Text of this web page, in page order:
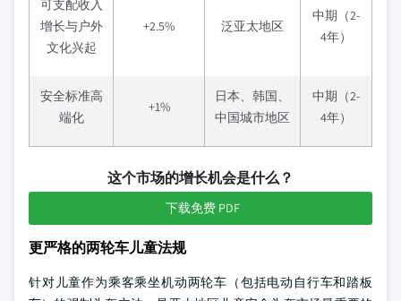
可支配收入
增长与户外
文化兴起
+2.5% 泛亚太地区
中期（2-
4年）
安全标准高
端化
+1%
日本、韩国、
中国城市地区
中期（2-
4年）
这个市场的增长机会是什么？
下载免费 PDF
更严格的两轮车儿童法规
针对儿童作为乘客乘坐机动两轮车（包括电动自行车和踏板